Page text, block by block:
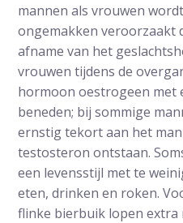
mannen als vrouwen
ongemakken veroorzaakt
afname van het
vrouwen tijdens de
hormoon oestrogeen met
beneden; bij sommige
ernstig tekort aan het
testosteron ontstaan.
een levensstijl met te
eten, drinken en roken.
flinke bierbuik lopen extra